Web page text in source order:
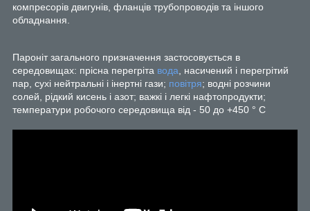
компресорів двигунів, фланців трубопроводів та іншого
обладнання.
Пароніт загального призначення застосовується в
середовищах: прісна перегріта вода , насичений і перегрітий
пар, сухі нейтральні і інертні гази; повітря; водні розчини
солей, рідкий кисень і азот; важкі і легкі нафтопродукти;
температури робочого середовища від - 50 до +450 ° С